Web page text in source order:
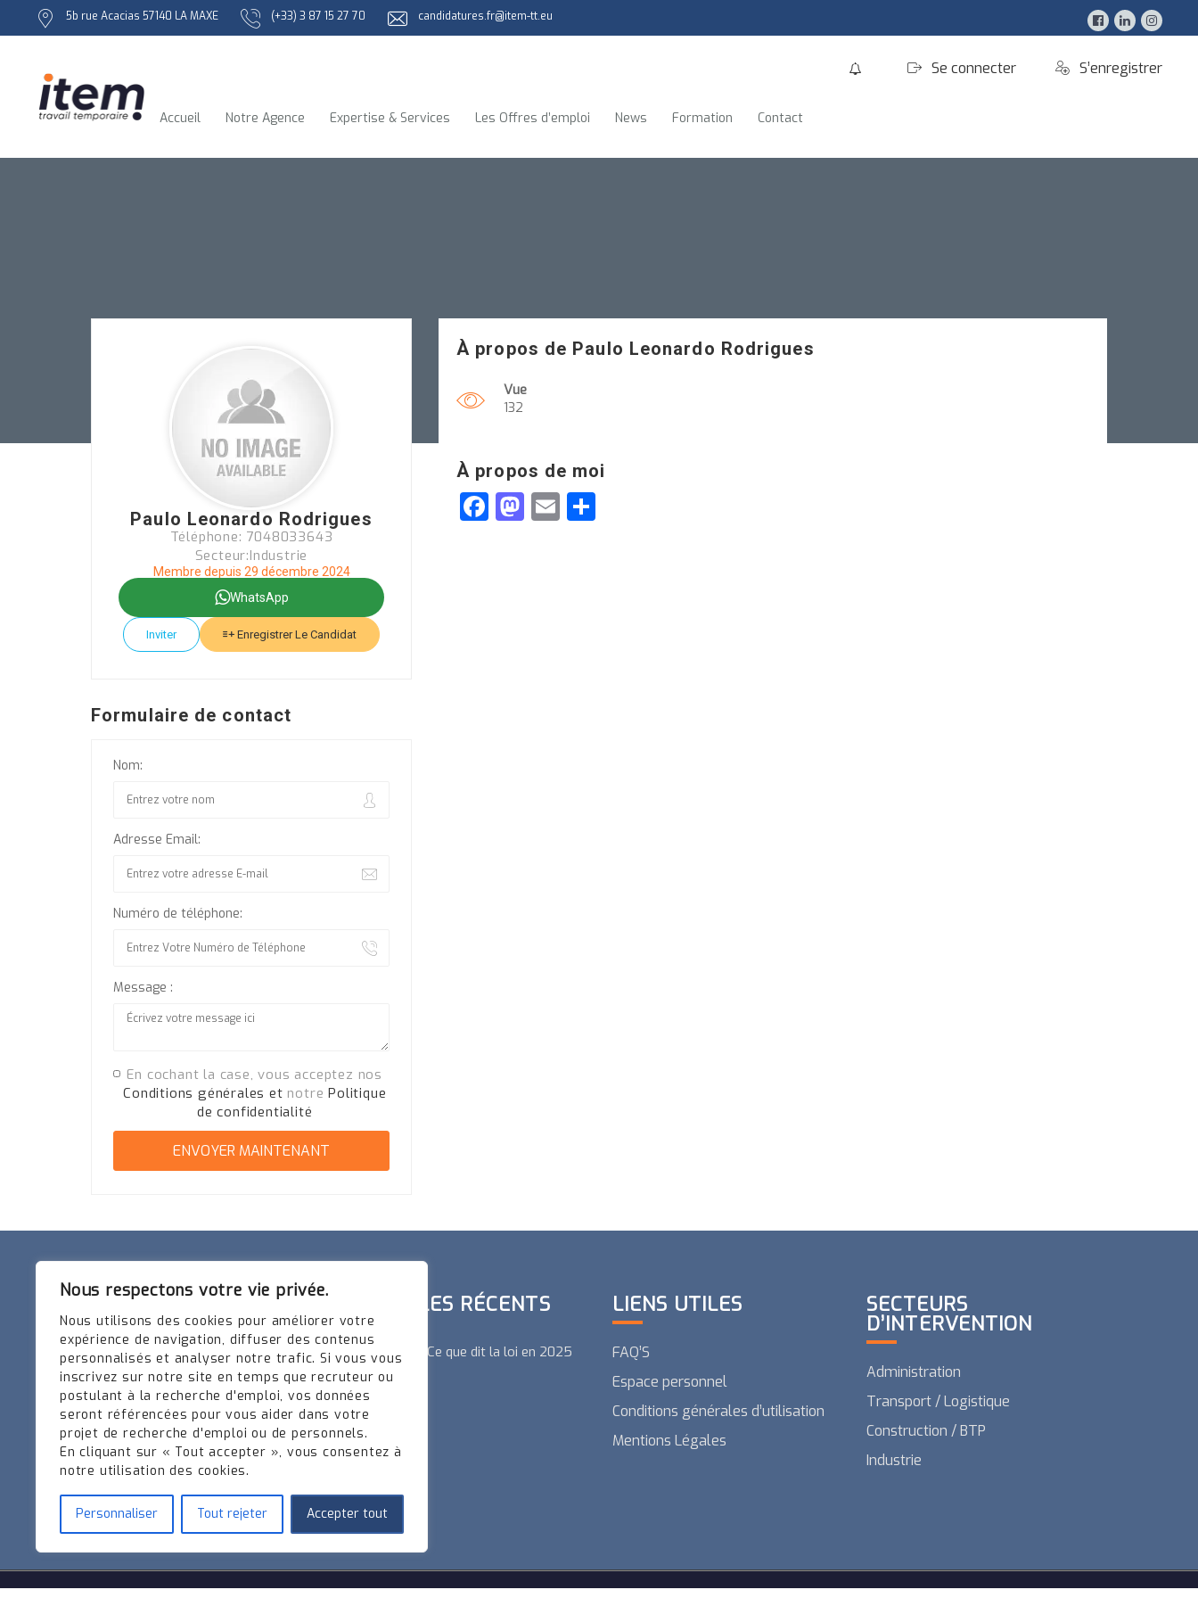
Nous respectons votre vie privée.
Nous utilisons des cookies pour améliorer votre
expérience de navigation, diffuser des contenus
personnalisés et analyser notre trafic. Si vous vous
inscrivez sur notre site en temps que recruteur ou
postulant à la recherche d'emploi, vos données
seront référencées pour vous aider dans votre
projet de recherche d'emploi ou de personnels.
En cliquant sur « Tout accepter », vous consentez à
notre utilisation des cookies.
Personnaliser Tout rejeter Accepter tout
5b rue Acacias 57140 LA MAXE (+33) 3 87 15 27 70 candidatures.fr@item-tt.eu
0 Se connecter S’enregistrer
Accueil Notre Agence Expertise & Services Les Offres d’emploi News Formation Contact
Paulo Leonardo Rodrigues
Téléphone: 7048033643
Secteur:Industrie
Membre depuis 29 décembre 2024
WhatsApp
Inviter Enregistrer Le Candidat
Formulaire de contact
Nom:
Adresse Email:
Numéro de téléphone:
Message :
En cochant la case, vous acceptez nos
Conditions générales et notrePolitique
de confidentialité
À propos de Paulo Leonardo Rodrigues
Vue
132
À propos de moi
Facebook
Mastodon
Email
INFORMATIONS
5b rue Acacias
57140 LA MAXE
Contact Général/Marketing:
candidatures.fr@item-tt.eu
Hotline de soutien à la Clientèle:
(+33) 3 87 15 27 70
Heures de bureau: Lun >Vend :
9h00 - 12h / 14h -18h
ARTICLES RÉCENTS
📌 Intérim : Ce que dit la loi en 2025
LIENS UTILES
FAQ’S
Espace personnel
Conditions générales d’utilisation
Mentions Légales
SECTEURS
D’INTERVENTION
Administration
Transport / Logistique
Construction / BTP
Industrie